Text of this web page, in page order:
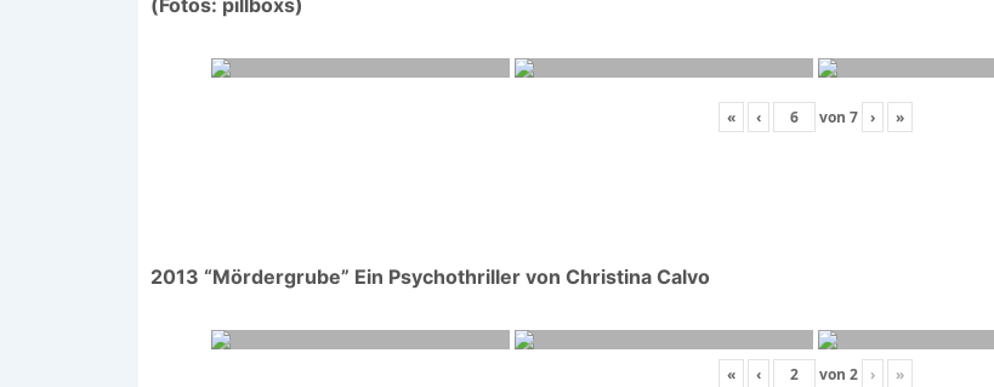
(Fotos: pillboxs)
« ‹ von 7 › »
2013 “Mördergrube” Ein Psychothriller von Christina Calvo
« ‹ von 2 › »